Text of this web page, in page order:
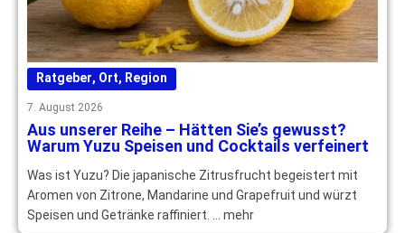
Ratgeber, Ort, Region
7. August 2026
Aus unserer Reihe – Hätten Sie’s gewusst?
Warum Yuzu Speisen und Cocktails verfeinert
Was ist Yuzu? Die japanische Zitrusfrucht begeistert mit
Aromen von Zitrone, Mandarine und Grapefruit und würzt
Speisen und Getränke raffiniert. … mehr